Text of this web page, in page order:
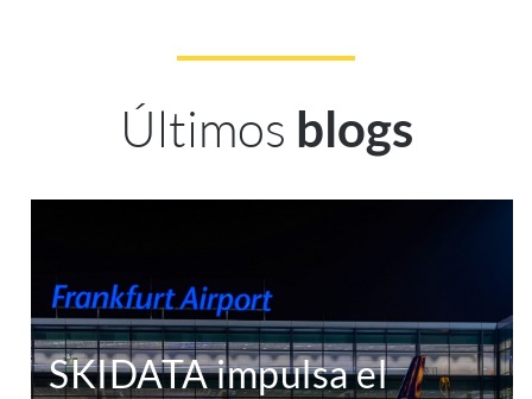
Últimos blogs
SKIDATA impulsa el